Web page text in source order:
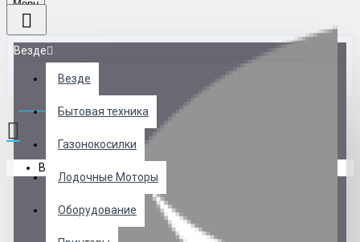
Menu
Везде
Везде
Бытовая техника
Газонокосилки
Лодочные Моторы
Оборудование
0 товар(ов) - 0 р.
В корзине пусто!